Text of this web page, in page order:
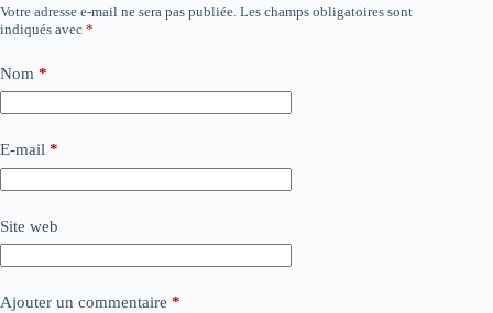
Votre adresse e-mail ne sera pas publiée. Les champs obligatoires sont
indiqués avec *
Nom *
E-mail *
Site web
Ajouter un commentaire *